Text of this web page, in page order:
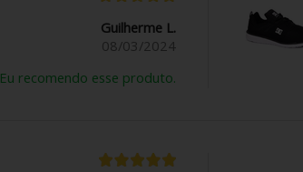
Guilherme L.
08/03/2024
Eu recomendo esse produto.